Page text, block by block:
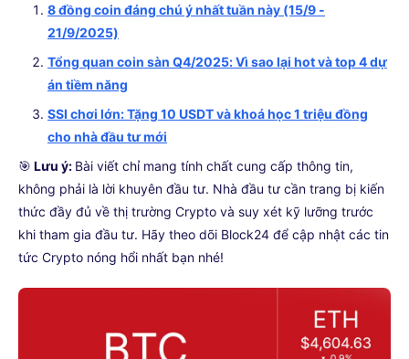
8 đồng coin đáng chú ý nhất tuần này (15/9 -
21/9/2025)
Tổng quan coin sàn Q4/2025: Vì sao lại hot và top 4 dự
án tiềm năng
SSI chơi lớn: Tặng 10 USDT và khoá học 1 triệu đồng
cho nhà đầu tư mới
🎯 Lưu ý: Bài viết chỉ mang tính chất cung cấp thông tin,
không phải là lời khuyên đầu tư. Nhà đầu tư cần trang bị kiến
thức đầy đủ về thị trường Crypto và suy xét kỹ lưỡng trước
khi tham gia đầu tư. Hãy theo dõi Block24 để cập nhật các tin
tức Crypto nóng hổi nhất bạn nhé!